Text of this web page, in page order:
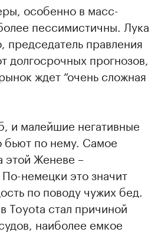
особенно в масс-
пессимистичны. Лука
председатель правления
долгосрочных прогнозов,
ждет “очень сложная
и малейшие негативные
бьют по нему. Самое
этой Женеве –
немецки это значит
по поводу чужих бед.
Toyota стал причиной
наиболее емкое